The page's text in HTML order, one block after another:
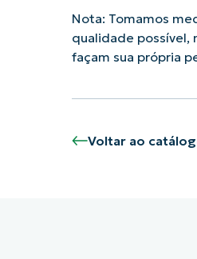
Nota: Tomamos
qualidade possível,
façam sua própria
Voltar ao